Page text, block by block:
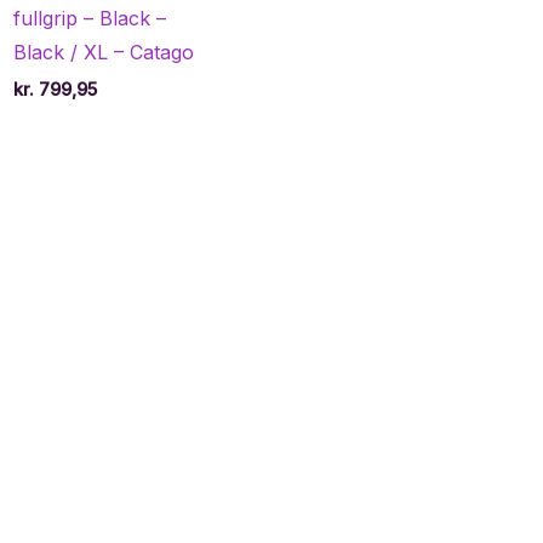
fullgrip – Black –
Black / XL – Catago
kr.799,95